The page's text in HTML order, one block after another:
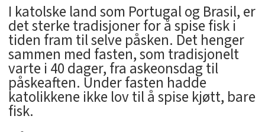
I katolske land som Portugal og Brasil, er
det sterke tradisjoner for å spise fisk i
tiden fram til selve påsken. Det henger
sammen med fasten, som tradisjonelt
varte i 40 dager, fra askeonsdag til
påskeaften. Under fasten hadde
katolikkene ikke lov til å spise kjøtt, bare
fisk.